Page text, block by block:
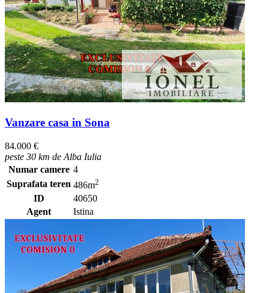
Vanzare casa in Sona
84.000 €
peste 30 km de Alba Iulia
Numar camere 4
Suprafata teren 486m2
ID
40650
Agent
Istina